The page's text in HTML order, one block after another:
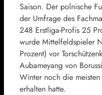
Saison. Der polnische
der Umfrage des
248 Erstliga-Profis 25
wurde Mittelfeldspieler
Prozent) vor
Aubameyang von
Winter noch die
erhalten hatte.